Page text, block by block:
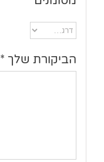
הביקורת שלך *